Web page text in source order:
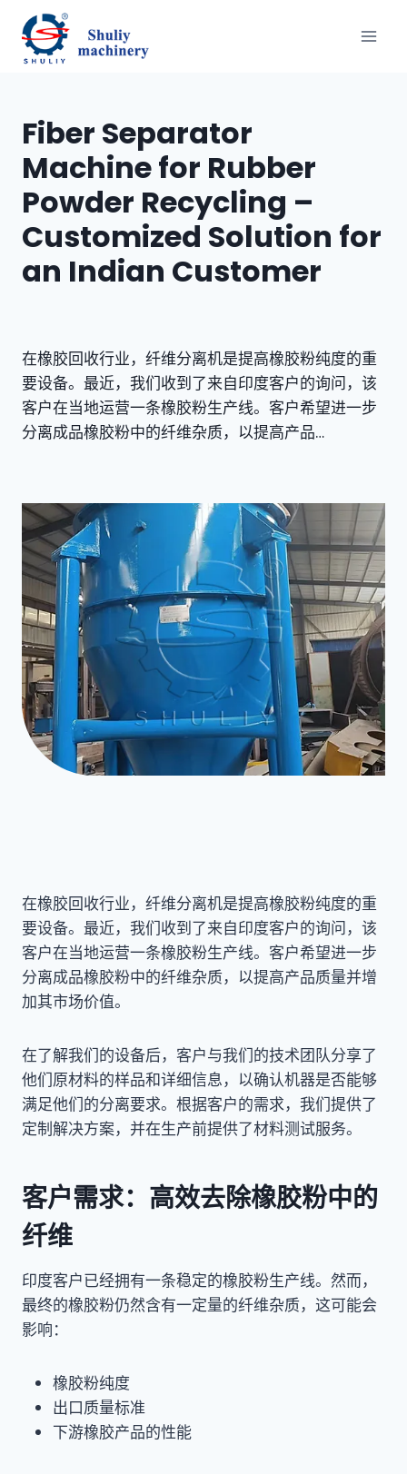
Fiber Separator
Machine for Rubber
Powder Recycling –
Customized Solution for
an Indian Customer
在橡胶回收行业，纤维分离机是提高橡胶粉纯度的重
要设备。最近，我们收到了来自印度客户的询问，该
客户在当地运营一条橡胶粉生产线。客户希望进一步
分离成品橡胶粉中的纤维杂质，以提高产品…
在橡胶回收行业，纤维分离机是提高橡胶粉纯度的重
要设备。最近，我们收到了来自印度客户的询问，该
客户在当地运营一条橡胶粉生产线。客户希望进一步
分离成品橡胶粉中的纤维杂质，以提高产品质量并增
加其市场价值。
在了解我们的设备后，客户与我们的技术团队分享了
他们原材料的样品和详细信息，以确认机器是否能够
满足他们的分离要求。根据客户的需求，我们提供了
定制解决方案，并在生产前提供了材料测试服务。
客户需求：高效去除橡胶粉中的
纤维
印度客户已经拥有一条稳定的橡胶粉生产线。然而，
最终的橡胶粉仍然含有一定量的纤维杂质，这可能会
影响：
橡胶粉纯度
出口质量标准
下游橡胶产品的性能